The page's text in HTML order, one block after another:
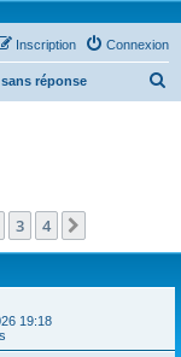
Connexion
Inscription
réponse
c
3 4
19:18